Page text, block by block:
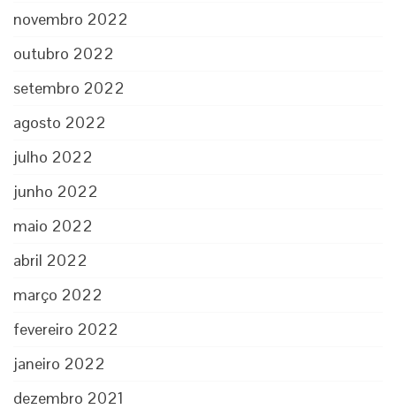
novembro 2022
outubro 2022
setembro 2022
agosto 2022
julho 2022
junho 2022
maio 2022
abril 2022
março 2022
fevereiro 2022
janeiro 2022
dezembro 2021